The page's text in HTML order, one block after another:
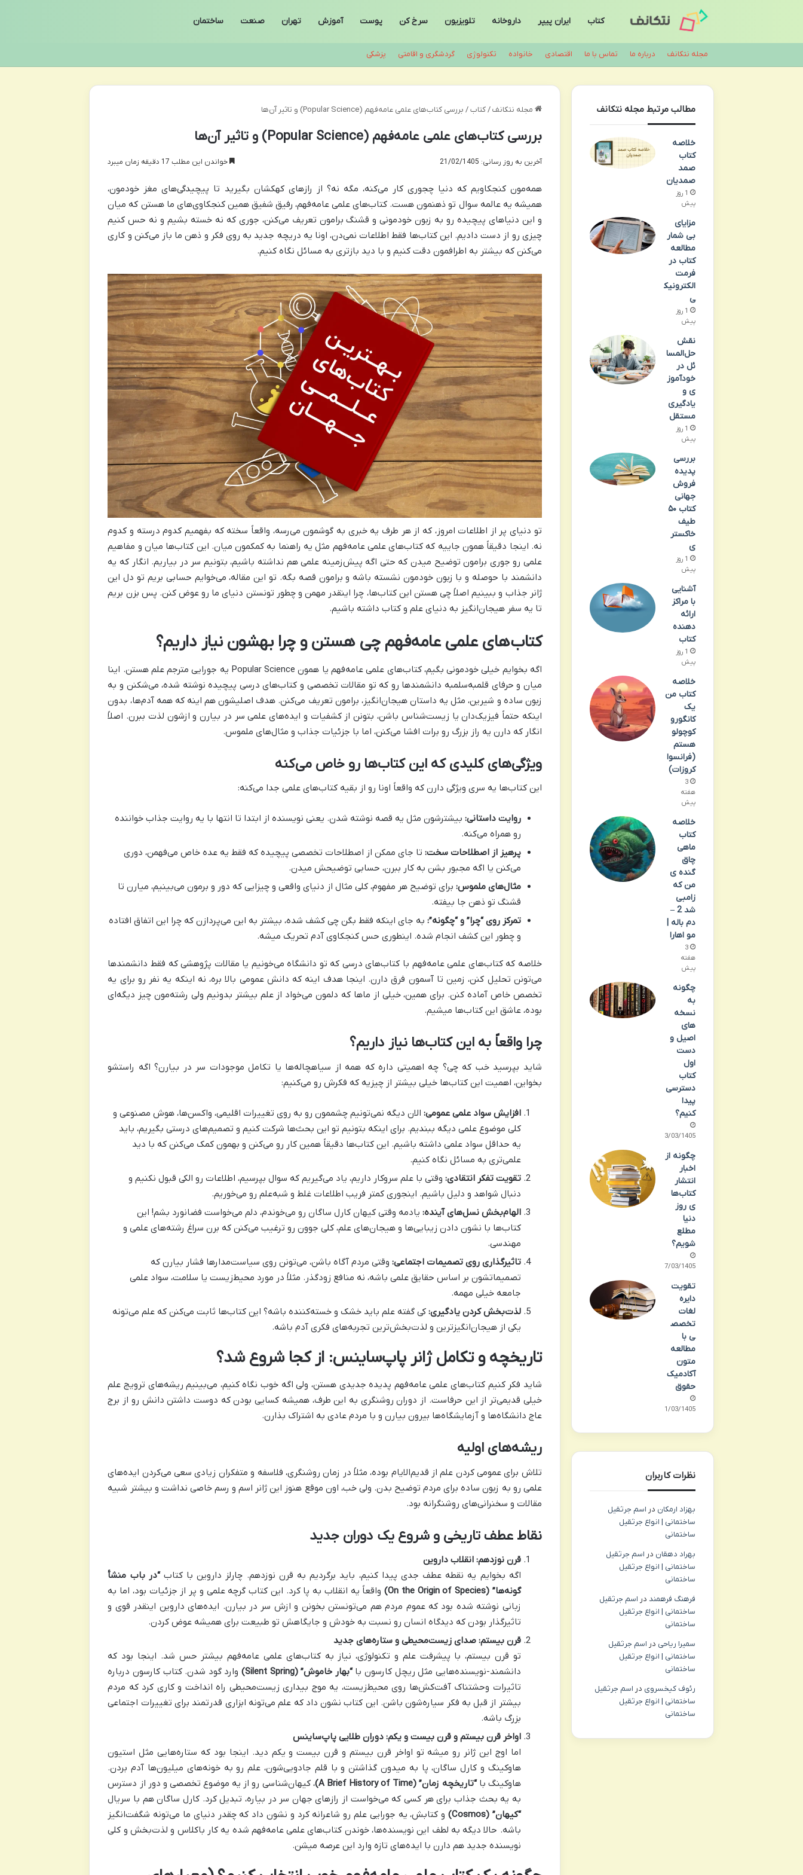
کتاب ایران پیپر داروخانه تلویزیون سرخ کن پوست آموزش تهران صنعت ساختمان
مجله نتکانف درباره ما تماس با ما اقتصادی خانواده تکنولوژی گردشگری و اقامتی پزشکی
مجله نتکانف/کتاب/ بررسی کتاب‌های علمی عامه‌فهم (Popular Science) و تاثیر آن‌ها
بررسی کتاب‌های علمی عامه‌فهم (Popular Science) و تاثیر آن‌ها
آخرین به روز رسانی: 21/02/1405 خواندن این مطلب 17 دقیقه زمان میبرد
همه‌مون کنجکاویم که دنیا چجوری کار می‌کنه، مگه نه؟ از رازهای کهکشان بگیرید تا پیچیدگی‌های مغز خودمون،
همیشه یه عالمه سوال تو ذهنمون هست. کتاب‌های علمی عامه‌فهم، رفیق شفیق همین کنجکاوی‌های ما هستن که میان
و این دنیاهای پیچیده رو به زبون خودمونی و قشنگ برامون تعریف می‌کنن، جوری که نه خسته بشیم و نه حس کنیم
چیزی رو از دست دادیم. این کتاب‌ها فقط اطلاعات نمی‌دن، اونا یه دریچه جدید به روی فکر و ذهن ما باز می‌کنن و کاری
می‌کنن که بیشتر به اطرافمون دقت کنیم و با دید بازتری به مسائل نگاه کنیم.
تو دنیای پر از اطلاعات امروز، که از هر طرف یه خبری به گوشمون می‌رسه، واقعاً سخته که بفهمیم کدوم درسته و کدوم
نه. اینجا دقیقاً همون جاییه که کتاب‌های علمی عامه‌فهم مثل یه راهنما به کمکمون میان. این کتاب‌ها میان و مفاهیم
علمی رو جوری برامون توضیح میدن که حتی اگه پیش‌زمینه علمی هم نداشته باشیم، بتونیم سر در بیاریم. انگار که یه
دانشمند با حوصله و با زبون خودمون نشسته باشه و برامون قصه بگه. تو این مقاله، می‌خوایم حسابی بریم تو دل این
ژانر جذاب و ببینیم اصلاً چی هستن این کتاب‌ها، چرا اینقدر مهمن و چطور تونستن دنیای ما رو عوض کنن. پس بزن بریم
تا یه سفر هیجان‌انگیز به دنیای علم و کتاب داشته باشیم.
کتاب‌های علمی عامه‌فهم چی هستن و چرا بهشون نیاز داریم؟
اگه بخوایم خیلی خودمونی بگیم، کتاب‌های علمی عامه‌فهم یا همون Popular Science یه جورایی مترجم علم هستن. اینا
میان و حرفای قلمبه‌سلمبه دانشمندها رو که تو مقالات تخصصی و کتاب‌های درسی پیچیده نوشته شده، می‌شکنن و به
زبون ساده و شیرین، مثل یه داستان هیجان‌انگیز، برامون تعریف می‌کنن. هدف اصلیشون هم اینه که همه آدم‌ها، بدون
اینکه حتماً فیزیک‌دان یا زیست‌شناس باشن، بتونن از کشفیات و ایده‌های علمی سر در بیارن و ازشون لذت ببرن. اصلاً
انگار که دارن یه راز بزرگ رو برات افشا می‌کنن، اما با جزئیات جذاب و مثال‌های ملموس.
ویژگی‌های کلیدی که این کتاب‌ها رو خاص می‌کنه
این کتاب‌ها یه سری ویژگی دارن که واقعاً اونا رو از بقیه کتاب‌های علمی جدا می‌کنه:
روایت داستانی: بیشترشون مثل یه قصه نوشته شدن. یعنی نویسنده از ابتدا تا انتها با یه روایت جذاب خواننده
رو همراه می‌کنه.
پرهیز از اصطلاحات سخت: تا جای ممکن از اصطلاحات تخصصی پیچیده که فقط یه عده خاص می‌فهمن، دوری
می‌کنن یا اگه مجبور بشن به کار ببرن، حسابی توضیحش میدن.
مثال‌های ملموس: برای توضیح هر مفهوم، کلی مثال از دنیای واقعی و چیزایی که دور و برمون می‌بینیم، میارن تا
قشنگ تو ذهن جا بیفته.
تمرکز روی “چرا” و “چگونه”: به جای اینکه فقط بگن چی کشف شده، بیشتر به این می‌پردازن که چرا این اتفاق افتاده
و چطور این کشف انجام شده. اینطوری حس کنجکاوی آدم تحریک میشه.
خلاصه که کتاب‌های علمی عامه‌فهم با کتاب‌های درسی که تو دانشگاه می‌خونیم یا مقالات پژوهشی که فقط دانشمندها
می‌تونن تحلیل کنن، زمین تا آسمون فرق دارن. اینجا هدف اینه که دانش عمومی بالا بره، نه اینکه یه نفر رو برای یه
تخصص خاص آماده کنن. برای همین، خیلی از ماها که دلمون می‌خواد از علم بیشتر بدونیم ولی رشته‌مون چیز دیگه‌ای
بوده، عاشق این کتاب‌ها میشیم.
چرا واقعاً به این کتاب‌ها نیاز داریم؟
شاید بپرسید خب که چی؟ چه اهمیتی داره که همه از سیاهچاله‌ها یا تکامل موجودات سر در بیارن؟ اگه راستشو
بخواین، اهمیت این کتاب‌ها خیلی بیشتر از چیزیه که فکرش رو می‌کنیم:
افزایش سواد علمی عمومی: الان دیگه نمی‌تونیم چشممون رو به روی تغییرات اقلیمی، واکسن‌ها، هوش مصنوعی و
کلی موضوع علمی دیگه ببندیم. برای اینکه بتونیم تو این بحث‌ها شرکت کنیم و تصمیم‌های درستی بگیریم، باید
یه حداقل سواد علمی داشته باشیم. این کتاب‌ها دقیقاً همین کار رو می‌کنن و بهمون کمک می‌کنن که با دید
علمی‌تری به مسائل نگاه کنیم.
تقویت تفکر انتقادی: وقتی با علم سروکار داریم، یاد می‌گیریم که سوال بپرسیم، اطلاعات رو الکی قبول نکنیم و
دنبال شواهد و دلیل باشیم. اینجوری کمتر فریب اطلاعات غلط و شبه‌علم رو می‌خوریم.
الهام‌بخش نسل‌های آینده: یادمه وقتی کیهان کارل ساگان رو می‌خوندم، دلم می‌خواست فضانورد بشم! این
کتاب‌ها با نشون دادن زیبایی‌ها و هیجان‌های علم، کلی جوون رو ترغیب می‌کنن که برن سراغ رشته‌های علمی و
مهندسی.
تاثیرگذاری روی تصمیمات اجتماعی: وقتی مردم آگاه باشن، می‌تونن روی سیاست‌مدارها فشار بیارن که
تصمیماتشون بر اساس حقایق علمی باشه، نه منافع زودگذر. مثلاً در مورد محیط‌زیست یا سلامت، سواد علمی
جامعه خیلی مهمه.
لذت‌بخش کردن یادگیری: کی گفته علم باید خشک و خسته‌کننده باشه؟ این کتاب‌ها ثابت می‌کنن که علم می‌تونه
یکی از هیجان‌انگیزترین و لذت‌بخش‌ترین تجربه‌های فکری آدم باشه.
تاریخچه و تکامل ژانر پاپ‌ساینس: از کجا شروع شد؟
شاید فکر کنیم کتاب‌های علمی عامه‌فهم پدیده جدیدی هستن، ولی اگه خوب نگاه کنیم، می‌بینیم ریشه‌های ترویج علم
خیلی قدیمی‌تر از این حرفاست. از دوران روشنگری به این طرف، همیشه کسایی بودن که دوست داشتن دانش رو از برج
عاج دانشگاه‌ها و آزمایشگاه‌ها بیرون بیارن و با مردم عادی به اشتراک بذارن.
ریشه‌های اولیه
تلاش برای عمومی کردن علم از قدیم‌الایام بوده، مثلاً در زمان روشنگری، فلاسفه و متفکران زیادی سعی می‌کردن ایده‌های
علمی رو به زبون ساده برای مردم توضیح بدن. ولی خب، اون موقع هنوز این ژانر اسم و رسم خاصی نداشت و بیشتر شبیه
مقالات و سخنرانی‌های روشنگرانه بود.
نقاط عطف تاریخی و شروع یک دوران جدید
قرن نوزدهم: انقلاب داروین
اگه بخوایم یه نقطه عطف جدی پیدا کنیم، باید برگردیم به قرن نوزدهم. چارلز داروین با کتاب“در باب منشأ
گونه‌ها” (On the Origin of Species)
واقعاً یه انقلاب به پا کرد. این کتاب گرچه علمی و پر از جزئیات بود، اما به
زبانی نوشته شده بود که عموم مردم هم می‌تونستن بخونن و ازش سر در بیارن. ایده‌های داروین اینقدر قوی و
تاثیرگذار بودن که دیدگاه انسان رو نسبت به خودش و جایگاهش تو طبیعت برای همیشه عوض کردن.
قرن بیستم: صدای زیست‌محیطی و ستاره‌های جدید
تو قرن بیستم، با پیشرفت علم و تکنولوژی، نیاز به کتاب‌های علمی عامه‌فهم بیشتر حس شد. اینجا بود که
دانشمند-نویسنده‌هایی مثل ریچل کارسون با“بهار خاموش” (Silent Spring)
وارد گود شدن. کتاب کارسون درباره
تاثیرات وحشتناک آفت‌کش‌ها روی محیط‌زیست، یه موج بیداری زیست‌محیطی راه انداخت و کاری کرد که مردم
بیشتر از قبل به فکر سیاره‌شون باشن. این کتاب نشون داد که علم می‌تونه ابزاری قدرتمند برای تغییرات اجتماعی
بزرگ باشه.
اواخر قرن بیستم و قرن بیست و یکم: دوران طلایی پاپ‌ساینس
اما اوج این ژانر رو میشه تو اواخر قرن بیستم و قرن بیست و یکم دید. اینجا بود که ستاره‌هایی مثل استیون
هاوکینگ و کارل ساگان، پا به میدون گذاشتن و با قلم جادویی‌شون، علم رو به خونه‌های میلیون‌ها آدم بردن.
هاوکینگ با“تاریخچه زمان” (A Brief History of Time)
، کیهان‌شناسی رو از یه موضوع تخصصی و دور از دسترس
به یه بحث جذاب برای هر کسی که می‌خواست از رازهای جهان سر در بیاره، تبدیل کرد. کارل ساگان هم با سریال
“کیهان” (Cosmos)
و کتابش، یه جورایی علم رو شاعرانه کرد و نشون داد که چقدر دنیای ما می‌تونه شگفت‌انگیز
باشه. حالا دیگه به لطف این نویسنده‌ها، خوندن کتاب‌های علمی عامه‌فهم شده یه کار باکلاس و لذت‌بخش و کلی
نویسنده جدید هم دارن با ایده‌های تازه وارد این عرصه میشن.
مطالب مرتبط مجله نتکانف
خلاصه
کتاب
صمد
صمدیان
1 روز
پیش
مزایای
بی شمار
مطالعه
کتاب در
فرمت
الکترونیک
ی
1 روز
پیش
نقش
حل‌المسا
ئل در
خودآموز
ی و
یادگیری
مستقل
1 روز
پیش
بررسی
پدیده
فروش
جهانی
کتاب ۵۰
طیف
خاکستر
ی
1 روز
پیش
آشنایی
با مراکز
ارائه
دهنده
کتاب
1 روز
پیش
خلاصه
کتاب من
یک
کانگورو
کوچولو
هستم
(فرانسوا
کروزات)
3
هفته
پیش
خلاصه
کتاب
ماهی
چاق
گنده ی
من که
زامبی
شد 2 –
دم باله |
مو اهارا
3
هفته
پیش
چگونه
به
نسخه
های
اصیل و
دست
اول
کتاب
دسترسی
پیدا
کنیم؟
13/03/1405
چگونه از
اخبار
انتشار
کتاب‌ها
ی روز
دنیا
مطلع
شویم؟
07/03/1405
تقویت
دایره
لغات
تخصص
ی با
مطالعه
متون
آکادمیک
حقوق
01/03/1405
نظرات کاربران
بهزاد ارمکان در اسم جرثقیل
ساختمانی | انواع جرثقیل
ساختمانی
بهراد دهقان در اسم جرثقیل
ساختمانی | انواع جرثقیل
ساختمانی
فرهنگ فرهمند در اسم جرثقیل
ساختمانی | انواع جرثقیل
ساختمانی
سمیرا ریاحی در اسم جرثقیل
ساختمانی | انواع جرثقیل
ساختمانی
رئوف کیخسروی در اسم جرثقیل
ساختمانی | انواع جرثقیل
ساختمانی